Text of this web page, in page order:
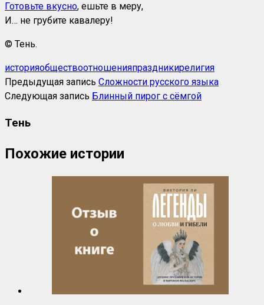
Готовьте вкусно, ешьте в меру,
И… не грубите кавалеру!
© Тень.
историяобществоотношенияпраздникирелигия
Предыдущая запись Сложности русского языка
Следующая запись Блинный пирог с сёмгой
Тень
Похожие истории